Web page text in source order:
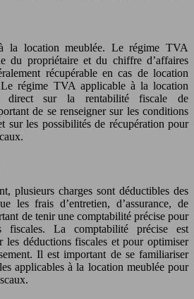
la location meublée. Le régime TVA
du propriétaire et du chiffre d’affaires
récupérable en cas de location
Le régime TVA applicable à la location
direct sur la rentabilité fiscale de
de se renseigner sur les conditions
sur les possibilités de récupération pour
plusieurs charges sont déductibles des
les frais d’entretien, d’assurance, de
de tenir une comptabilité précise pour
fiscales. La comptabilité précise est
les déductions fiscales et pour optimiser
Il est important de se familiariser
applicables à la location meublée pour